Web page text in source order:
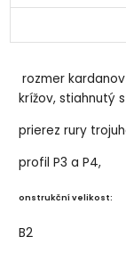
rozmer
krížov, stiahnutý
prierez rury
profil P3 a P4,
onstrukční velikost:
B2